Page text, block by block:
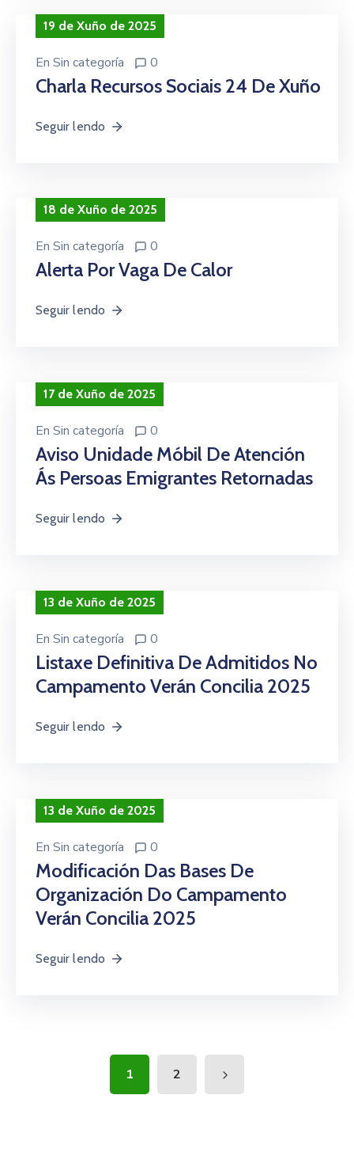
19 de Xuño de 2025
En Sin categoría 0
Charla Recursos Sociais 24 De Xuño
Seguir lendo
18 de Xuño de 2025
En Sin categoría 0
Alerta Por Vaga De Calor
Seguir lendo
17 de Xuño de 2025
En Sin categoría 0
Aviso Unidade Móbil De Atención
Ás Persoas Emigrantes Retornadas
Seguir lendo
13 de Xuño de 2025
En Sin categoría 0
Listaxe Definitiva De Admitidos No
Campamento Verán Concilia 2025
Seguir lendo
13 de Xuño de 2025
En Sin categoría 0
Modificación Das Bases De
Organización Do Campamento
Verán Concilia 2025
Seguir lendo
1 2